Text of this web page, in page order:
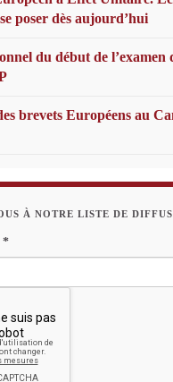
poser dès aujourd’hui
du début de l’examen
brevets Européens au
À NOTRE LISTE DE
*